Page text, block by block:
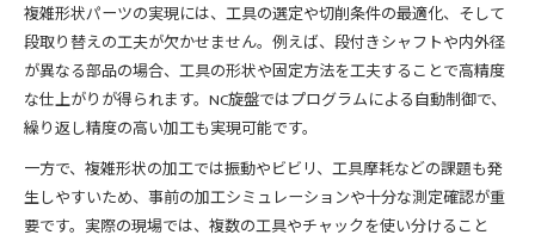
複雑形状パーツの実現には、工具の選定や切削条件の最適化、そして
段取り替えの工夫が欠かせません。例えば、段付きシャフトや内外径
が異なる部品の場合、工具の形状や固定方法を工夫することで高精度
な仕上がりが得られます。NC旋盤ではプログラムによる自動制御で、
繰り返し精度の高い加工も実現可能です。
一方で、複雑形状の加工では振動やビビリ、工具摩耗などの課題も発
生しやすいため、事前の加工シミュレーションや十分な測定確認が重
要です。実際の現場では、複数の工具やチャックを使い分けること